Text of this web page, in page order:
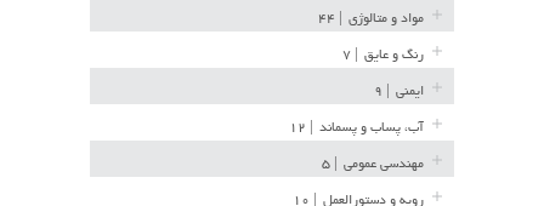
مواد و متالوژی
رنگ و عایق
ایمنی
آب، پساب و پسماند
مهندسی عمومی
رویه و دستورالعمل